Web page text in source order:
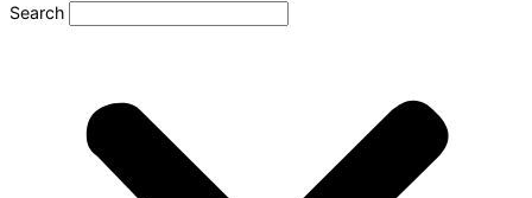
Search